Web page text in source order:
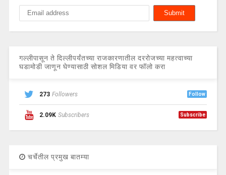
गल्लीपासून ते दिल्लीपर्यंतच्या राजकारणातील दररोजच्या महत्वाच्या
घडामोडी जाणून घेण्यासाठी सोशल मिडिया वर फॉलो करा
273 Followers Follow
2.09K Subscribers Subscribe
चर्चेतील प्रमुख बातम्या